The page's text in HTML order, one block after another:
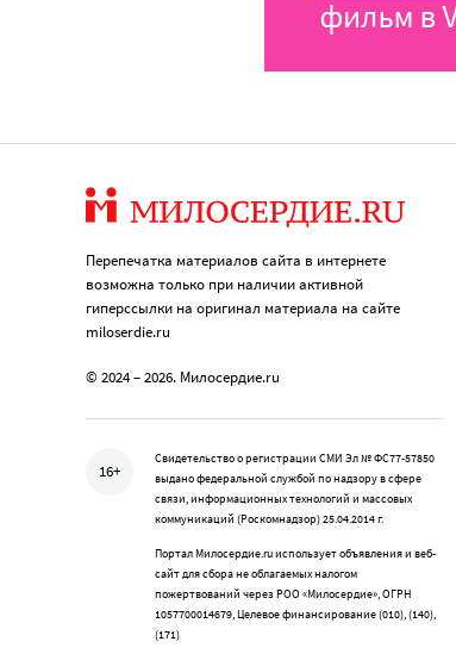
Перепечатка материалов сайта в интернете
возможна только при наличии активной
гиперссылки на оригинал материала на сайте
miloserdie.ru
© 2024 – 2026. Милосердие.ru
16+
Свидетельство о регистрации СМИ Эл № ФС77-57850
выдано федеральной службой по надзору в сфере
связи, информационных технологий и массовых
коммуникаций (Роскомнадзор) 25.04.2014 г.
Портал Милосердие.ru использует объявления и веб-
сайт для сбора не облагаемых налогом
пожертвований через РОО «Милосердие», ОГРН
1057700014679, Целевое финансирование (010), (140),
(171)